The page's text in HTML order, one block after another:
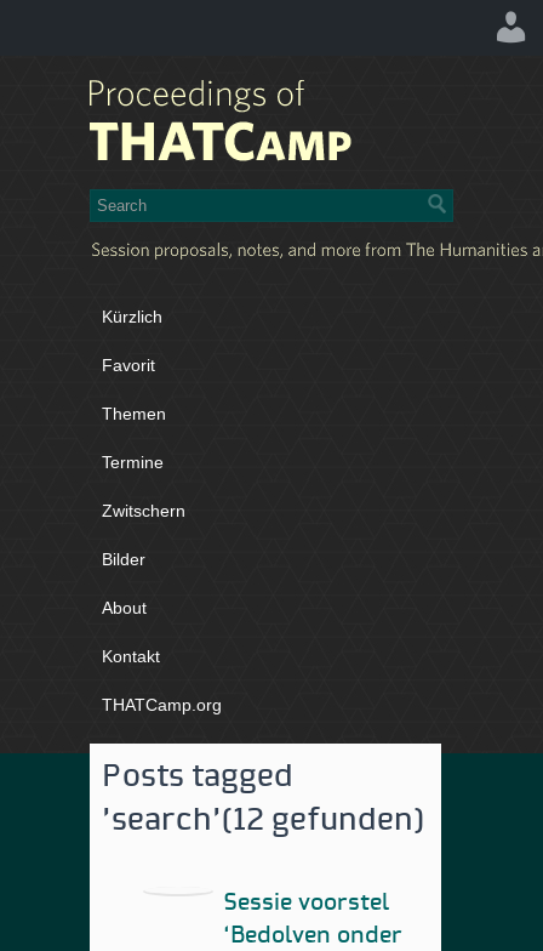
Kürzlich
Favorit
Themen
Termine
Zwitschern
Bilder
About
Kontakt
THATCamp.org
Posts tagged
'search'(12 gefunden)
Sessie voorstel
‘Bedolven onder